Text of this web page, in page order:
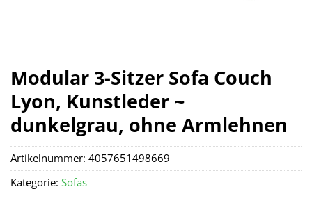
Modular 3-Sitzer Sofa Couch
Lyon, Kunstleder ~
dunkelgrau, ohne Armlehnen
Artikelnummer: 4057651498669
Kategorie: Sofas